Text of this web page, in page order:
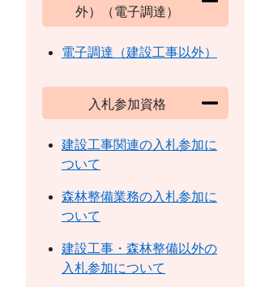
外）（電子調達）
電子調達（建設工事以外）
入札参加資格
建設工事関連の入札参加に
ついて
森林整備業務の入札参加に
ついて
建設工事・森林整備以外の
入札参加について